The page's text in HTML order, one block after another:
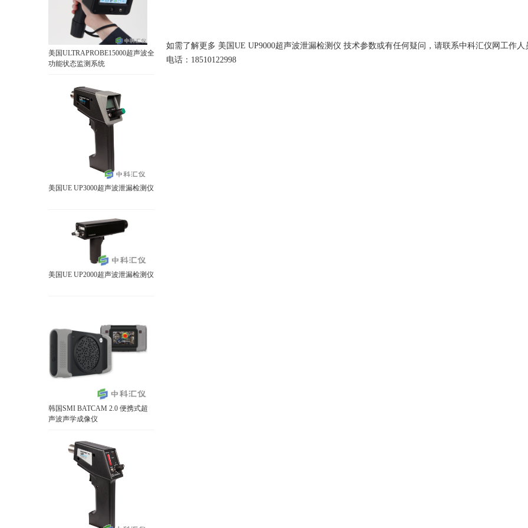
美国ULTRAPROBE15000超声波全
功能状态监测系统
美国UE UP3000超声波泄漏检测仪
美国UE UP2000超声波泄漏检测仪
韩国SMI BATCAM 2.0 便携式超
声波声学成像仪
如需了解更多 美国UE UP9000超声波泄漏检测仪 技术参数或有任何疑问，请联系中科汇仪网工作人
电话：18510122998